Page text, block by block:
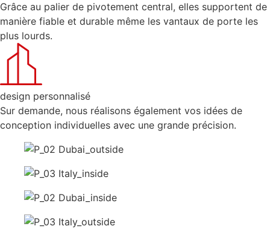
Grâce au palier de pivotement central, elles supportent de
manière fiable et durable même les vantaux de porte les
plus lourds.
design personnalisé
Sur demande, nous réalisons également vos idées de
conception individuelles avec une grande précision.